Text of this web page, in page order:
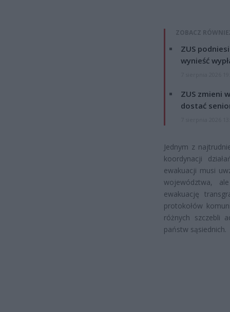
ZOBACZ
ZUS
wynieść
ZUS zmieni
dostać
Jednym z
koordynacji
ewakuacji musi
województwa,
ewakuację
protokołów
różnych szczebli
państw sąsiednich.